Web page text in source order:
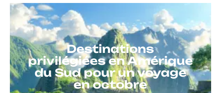
Destinations
privilégiées en Amérique
du Sud pour un voyage
en octobre